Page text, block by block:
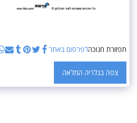
תפזורת חנוכהלפרסום באתר
צפה בגלריה המלאה